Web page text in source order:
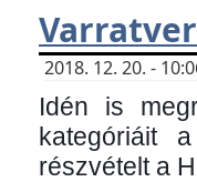
2018. 12. 20. -
Idén is
kategóriáit
részvételt a